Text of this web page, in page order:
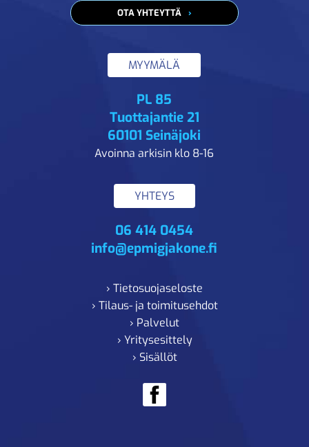
OTA YHTEYTTÄ
MYYMÄLÄ
PL 85
Tuottajantie 21
60101 Seinäjoki
Avoinna arkisin klo 8-16
YHTEYS
06 414 0454
info@epmigjakone.fi
› Tietosuojaseloste
› Tilaus- ja toimitusehdot
› Palvelut
› Yritysesittely
› Sisällöt